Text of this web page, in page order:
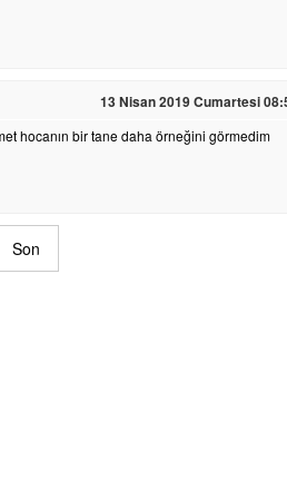
13 Nisan 2019 Cumartesi
hocanın bir tane daha örneğini görmedim
Son